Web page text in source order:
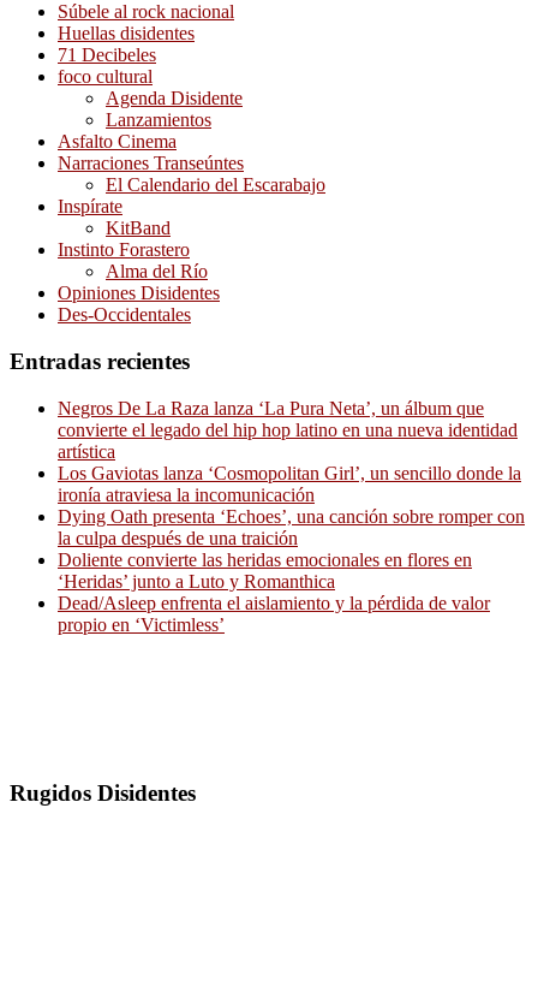
Súbele al rock nacional
Huellas disidentes
71 Decibeles
foco cultural
Agenda Disidente
Lanzamientos
Asfalto Cinema
Narraciones Transeúntes
El Calendario del Escarabajo
Inspírate
KitBand
Instinto Forastero
Alma del Río
Opiniones Disidentes
Des-Occidentales
Entradas recientes
Negros De La Raza lanza ‘La Pura Neta’, un álbum que
convierte el legado del hip hop latino en una nueva identidad
artística
Los Gaviotas lanza ‘Cosmopolitan Girl’, un sencillo donde la
ironía atraviesa la incomunicación
Dying Oath presenta ‘Echoes’, una canción sobre romper con
la culpa después de una traición
Doliente convierte las heridas emocionales en flores en
‘Heridas’ junto a Luto y Romanthica
Dead/Asleep enfrenta el aislamiento y la pérdida de valor
propio en ‘Victimless’
Rugidos Disidentes